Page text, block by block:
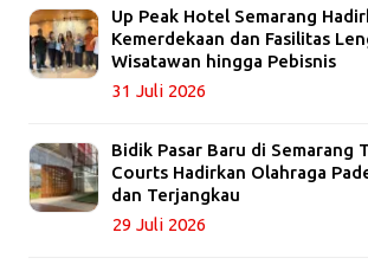
Up Peak Hotel Semarang
Kemerdekaan dan Fasilitas
Wisatawan hingga Pebisnis
31 Juli 2026
Bidik Pasar Baru di Semarang
Courts Hadirkan Olahraga
dan Terjangkau
29 Juli 2026